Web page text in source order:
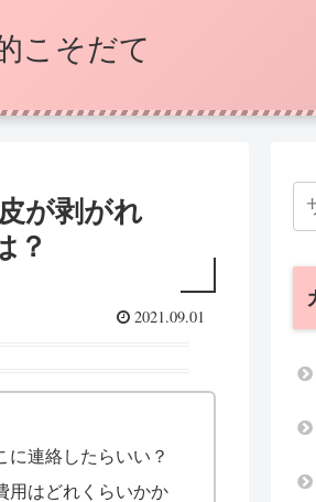
こそだて
が剥がれ
？
2021.09.01
に連絡したらいい？
用はどれくらいかか